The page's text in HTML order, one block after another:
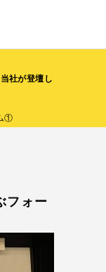
社が登壇し
①
フォー